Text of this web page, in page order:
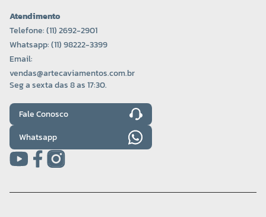
Atendimento
Telefone: (11) 2692-2901
Whatsapp: (11) 98222-3399
Email:
vendas@artecaviamentos.com.br
Seg a sexta das 8 as 17:30.
Fale Conosco
Whatsapp